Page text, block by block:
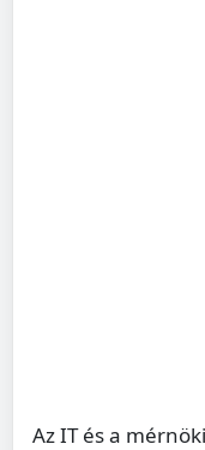
Az IT és a